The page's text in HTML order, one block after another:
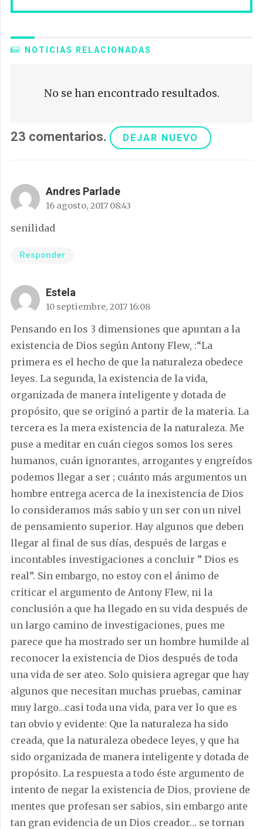
NOTICIAS RELACIONADAS
No se han encontrado resultados.
23 comentarios. DEJAR NUEVO
Andres Parlade
16 agosto, 2017 08:43
senilidad
Responder
Estela
10 septiembre, 2017 16:08
Pensando en los 3 dimensiones que apuntan a la
existencia de Dios según Antony Flew, :“La
primera es el hecho de que la naturaleza obedece
leyes. La segunda, la existencia de la vida,
organizada de manera inteligente y dotada de
propósito, que se originó a partir de la materia. La
tercera es la mera existencia de la naturaleza. Me
puse a meditar en cuán ciegos somos los seres
humanos, cuán ignorantes, arrogantes y engreídos
podemos llegar a ser ; cuánto más argumentos un
hombre entrega acerca de la inexistencia de Dios
lo consideramos más sabio y un ser con un nivel
de pensamiento superior. Hay algunos que deben
llegar al final de sus días, después de largas e
incontables investigaciones a concluir ” Dios es
real”. Sin embargo, no estoy con el ánimo de
criticar el argumento de Antony Flew, ni la
conclusión a que ha llegado en su vida después de
un largo camino de investigaciones, pues me
parece que ha mostrado ser un hombre humilde al
reconocer la existencia de Dios después de toda
una vida de ser ateo. Solo quisiera agregar que hay
algunos que necesitan muchas pruebas, caminar
muy largo…casi toda una vida, para ver lo que es
tan obvio y evidente: Que la naturaleza ha sido
creada, que la naturaleza obedece leyes, y que ha
sido organizada de manera inteligente y dotada de
propósito. La respuesta a todo éste argumento de
intento de negar la existencia de Dios, proviene de
mentes que profesan ser sabios, sin embargo ante
tan gran evidencia de un Dios creador… se tornan